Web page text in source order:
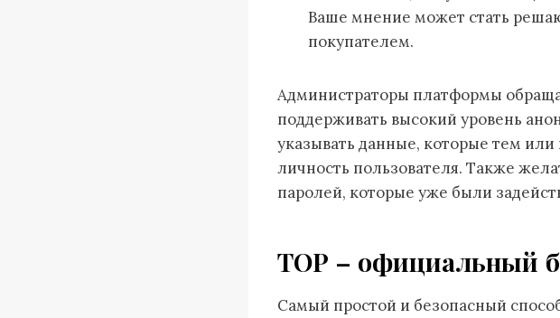
Ваше мнение может стать
покупателем.
Администраторы платформы
поддерживать высокий уровень
указывать данные, которые тем
личность пользователя. Также
паролей, которые уже были
ТОР – официальный
Самый простой и безопасный